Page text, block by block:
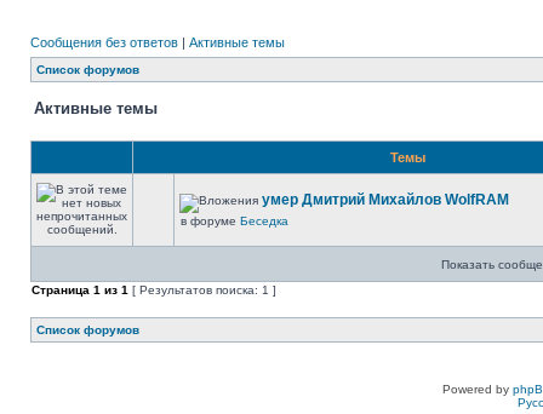
Сообщения без ответов | Активные темы
Список форумов
Активные темы
Темы
умер Дмитрий Михайлов WolfRAM
в форуме Беседка
Показать
Страница 1 из 1 [ Результатов поиска: 1 ]
Список форумов
Powered by